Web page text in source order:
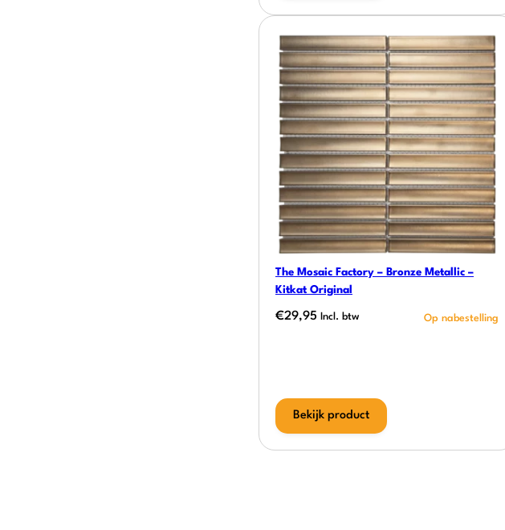
The Mosaic Factory – Bronze Metallic –
Kitkat Original
€29,95 Incl. btw
Bekijk product